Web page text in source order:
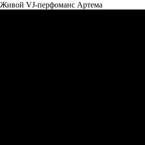
Живой VJ-перфоманс Артема